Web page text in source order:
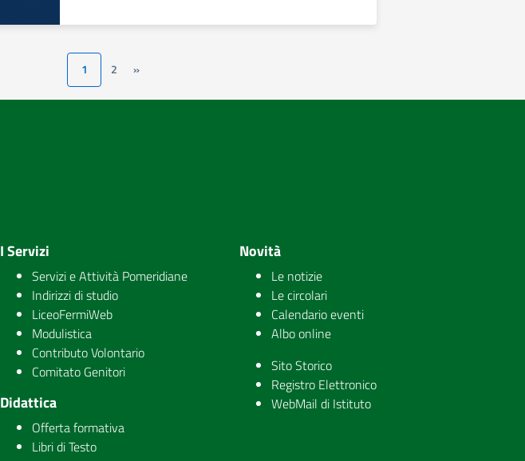
1 2 »
I Servizi
Servizi e Attività Pomeridiane
Indirizzi di studio
LiceoFermiWeb
Modulistica
Contributo Volontario
Comitato Genitori
Didattica
Offerta formativa
Libri di Testo
Novità
Le notizie
Le circolari
Calendario eventi
Albo online
Sito Storico
Registro Elettronico
WebMail di Istituto